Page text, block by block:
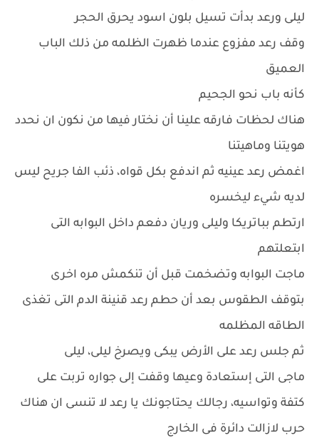
ليلى ورعد بدأت تسيل بلون اسود يحرق الحجر
وقف رعد مفزوع عندما ظهرت الظلمه من ذلك الباب
العميق
كأنه باب نحو الجحيم
هناك لحظات فارقه علينا أن نختار فيها من نكون ان نحدد
هويتنا وماهيتنا
اغمض رعد عينيه ثم اندفع بكل قواه، ذئب الفا جريح ليس
لديه شيء ليخسره
ارتطم بباتريكا وليلى وريان دفعم داخل البوابه التى
ابتعلتهم
ماجت البوابه وتضخمت قبل أن تنكمش مره اخرى
بتوقف الطقوس بعد أن حطم رعد قنينة الدم التى تغذى
الطاقه المظلمه
ثم جلس رعد على الأرض يبكى ويصرخ ليلى، ليلى
ماجى التى إستعادة وعيها وقفت إلى جواره تربت على
كتفة وتواسيه، رجالك يحتاجونك يا رعد لا تنسى ان هناك
حرب لازالت دائرة فى الخارج